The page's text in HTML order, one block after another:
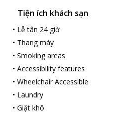
Tiện ích khách sạn
• Lễ tân 24 giờ
• Thang máy
• Smoking areas
• Accessibility features
• Wheelchair Accessible
• Laundry
• Giặt khô